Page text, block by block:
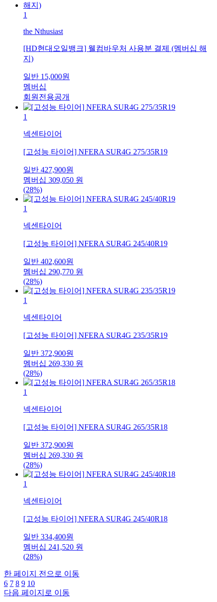
1
the Nthusiast
[HD현대오일뱅크] 웰컴바우처 사용분 결제 (멤버십 해
지)
일반 15,000원
멤버십
회원전용공개
1
넥센타이어
[고성능 타이어] NFERA SUR4G 275/35R19
일반 427,900원
멤버십 309,050 원
(28%)
1
넥센타이어
[고성능 타이어] NFERA SUR4G 245/40R19
일반 402,600원
멤버십 290,770 원
(28%)
1
넥센타이어
[고성능 타이어] NFERA SUR4G 235/35R19
일반 372,900원
멤버십 269,330 원
(28%)
1
넥센타이어
[고성능 타이어] NFERA SUR4G 265/35R18
일반 372,900원
멤버십 269,330 원
(28%)
1
넥센타이어
[고성능 타이어] NFERA SUR4G 245/40R18
일반 334,400원
멤버십 241,520 원
(28%)
한 페이지 전으로 이동
6 7 8 9 10
다음 페이지로 이동